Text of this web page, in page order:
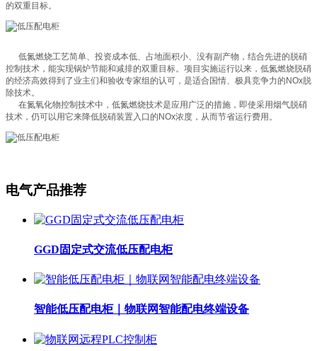
的双重目标。
低氮燃烧工艺简单、投资成本低、占地面积小、没有副产物，结合先进的脱硝
控制技术，能实现锅炉节能和减排的双重目标。项目实施运行以来，低氮燃烧脱硝
的经济高效得到了业主们和验收专家组的认可，是适合国情、极具竞争力的NOx脱
除技术。
在氮氧化物控制技术中，低氮燃烧技术是应用广泛的措施，即使采用烟气脱硝
技术，仍可以用它来降低脱硝装置入口的NOx浓度，从而节省运行费用。
电气产品推荐
GGD固定式交流低压配电柜
智能低压配电柜｜物联网智能配电终端设备